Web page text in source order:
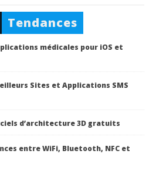
Tendances
médicales pour iOS et
Sites et Applications SMS
d’architecture 3D gratuits
entre WiFi, Bluetooth, NFC et